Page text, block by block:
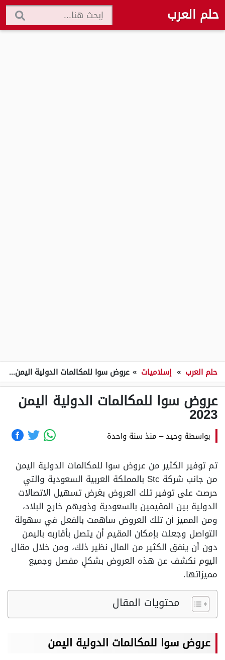
حلم العرب
حلم العرب » إسلاميات » عروض سوا للمكالمات الدولية اليمن 2023
عروض سوا للمكالمات الدولية اليمن
2023
بواسطة وحيد– منذ سنة واحدة
تم توفير الكثير من عروض سوا للمكالمات الدولية اليمن
من جانب شركة Stc بالمملكة العربية السعودية والتي
حرصت على توفير تلك العروض بغرض تسهيل الاتصالات
الدولية بين المقيمين بالسعودية وذويهم خارج البلاد،
ومن المميز أن تلك العروض ساهمت بالفعل في سهولة
التواصل وجعلت بإمكان المقيم أن يتصل بأقاربه باليمن
دون أن ينفق الكثير من المال نظير ذلك، ومن خلال مقال
اليوم نكشف عن هذه العروض بشكلٍ مفصل وجميع
مميزاتها.
محتويات المقال
عروض سوا للمكالمات الدولية اليمن